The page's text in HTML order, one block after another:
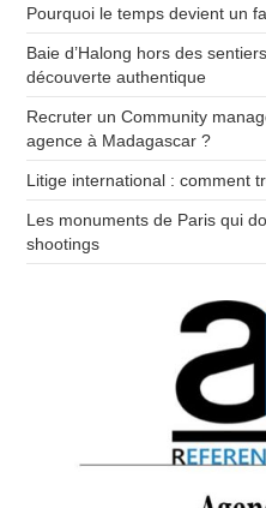
Pourquoi le temps devient un
Baie d’Halong hors des
découverte authentique
Recruter un Community
agence à Madagascar ?
Litige international : comment
Les monuments de Paris qui
shootings